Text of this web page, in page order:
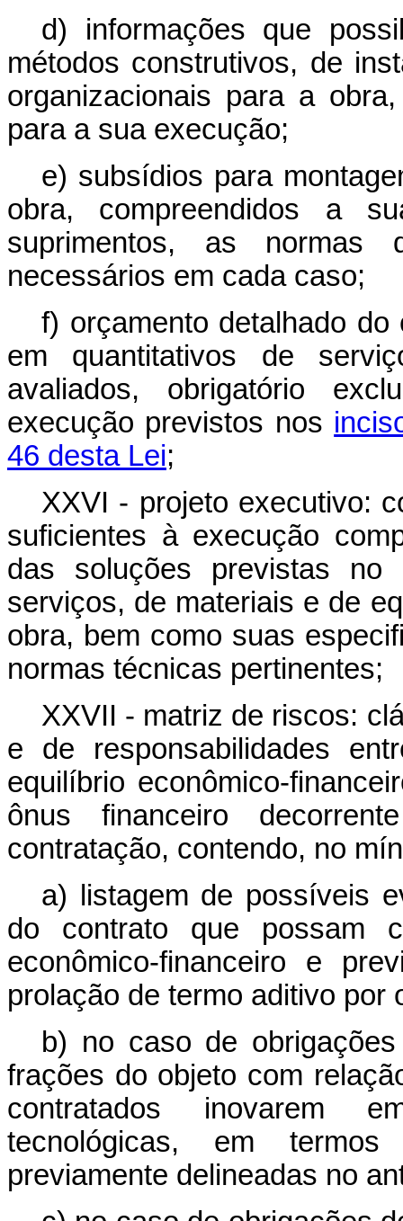
d) informações que
métodos construtivos, de
organizacionais para a
para a sua execução;
e) subsídios para
obra, compreendidos a
suprimentos, as normas
necessários em cada caso;
f) orçamento detalhado
em quantitativos de
avaliados, obrigatório
execução previstos nos
46 desta Lei;
XXVI - projeto executivo:
suficientes à execução
das soluções previstas no
serviços, de materiais e de
obra, bem como suas
normas técnicas pertinentes;
XXVII - matriz de riscos:
e de responsabilidades
equilíbrio econômico-
ônus financeiro
contratação, contendo, no
a) listagem de possíveis
do contrato que possam
econômico-financeiro e
prolação de termo aditivo por
b) no caso de
frações do objeto com
contratados inovarem
tecnológicas, em
previamente delineadas no